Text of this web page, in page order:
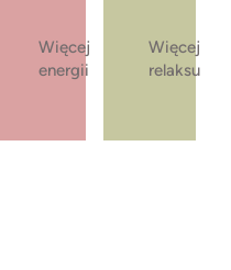
Więcej
energii
Więcej
relaksu